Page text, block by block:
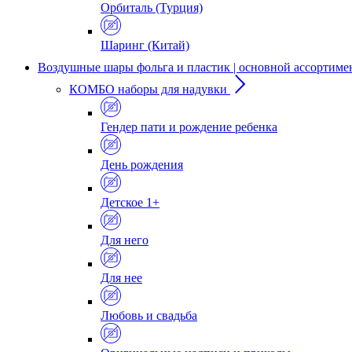
Орбиталь (Турция)
Шаринг (Китай)
Воздушные шары фольга и пластик | основной
КОМБО наборы для надувки
Гендер пати и рождение ребенка
День рождения
Детское 1+
Для него
Для нее
Любовь и свадьба